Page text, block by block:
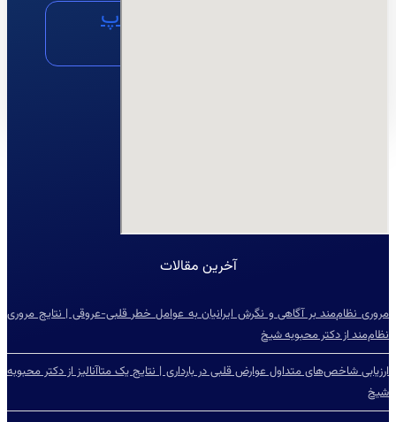
واتساپ
آخرین مقالات
مروری نظام‌مند بر آگاهی و نگرش ایرانیان به عوامل خطر قلبی-عروقی | نتایج مروری
نظام‌مند از دکتر محبوبه شیخ
ارزیابی شاخص‌‌های متداول عوارض قلبی در بارداری | نتایج یک متاآنالیز از دکتر محبوبه
شیخ